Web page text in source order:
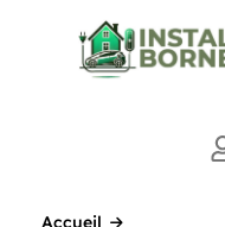
Accueil